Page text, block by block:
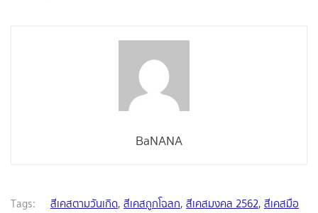
BaNANA
Tags: สีเคสตามวันเกิด, สีเคสถูกโฉลก, สีเคสมงคล 2562, สีเคสมือ